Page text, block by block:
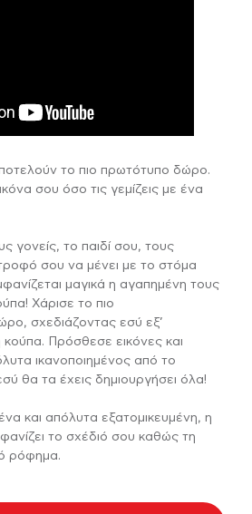
το πιο πρωτότυπο δώρο.
σου όσο τις γεμίζεις με ένα
γονείς, το παιδί σου, τους
σου να μένει με το στόμα
μαγικά η αγαπημένη τους
Χάρισε το πιο
σχεδιάζοντας εσύ εξ’
κούπα. Πρόσθεσε εικόνες και
ικανοποιημένος από το
θα τα έχεις δημιουργήσει όλα!
και απόλυτα εξατομικευμένη, η
το σχέδιό σου καθώς τη
ρόφημα.